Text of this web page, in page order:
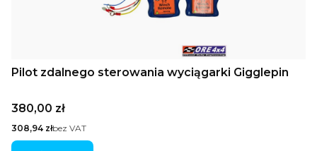
Pilot zdalnego sterowania wyciągarki Gigglepin
Cena
380,00 zł
Cena
308,94 złbez VAT